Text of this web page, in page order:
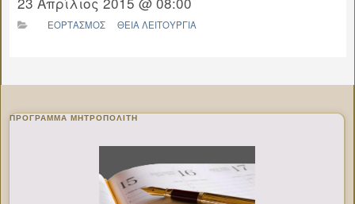
ΕΟΡΤΑΣΜΟΣ ΘΕΙΑ ΛΕΙΤΟΥΡΓΙΑ
ΠΡΌΓΡΑΜΜΑ ΜΗΤΡΟΠΟΛΊΤΗ